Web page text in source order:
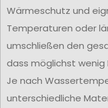
Wärmeschutz und
Temperaturen oder
umschließen den
dass möglichst
Je nach
unterschiedliche